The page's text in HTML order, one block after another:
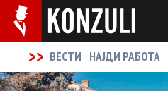
>> ВЕСТИ НАЈДИ РАБОТА